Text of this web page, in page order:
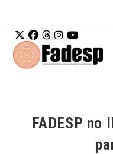
conteúdo
FADESP